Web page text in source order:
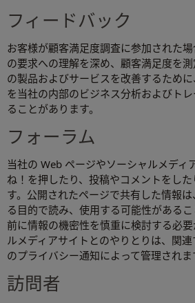
フィードバック
お客様が顧客満足度調査に参加された
の要求への理解を深め、顧客満足度を
の製品およびサービスを改善するため
を当社の内部のビジネス分析およびト
ることがあります。
フォーラム
当社の Web ページやソーシャルメディ
ね！を押したり、投稿やコメントをし
す。公開されたページで共有した情報
る目的で読み、使用する可能性がある
前に情報の機密性を慎重に検討する必
ルメディアサイトとのやりとりは、関
のプライバシー通知によって管理されま
訪問者